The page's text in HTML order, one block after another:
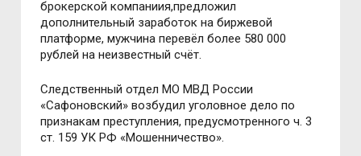
брокерской компаниия,предложил
дополнительный заработок на биржевой
платформе, мужчина перевёл более 580 000
рублей на неизвестный счёт.
Следственный отдел МО МВД России
«Сафоновский» возбудил уголовное дело по
признакам преступления, предусмотренного ч. 3
ст. 159 УК РФ «Мошенничество».